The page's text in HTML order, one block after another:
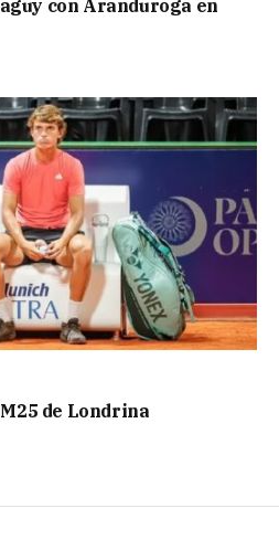
con Aranduroga en
de Londrina